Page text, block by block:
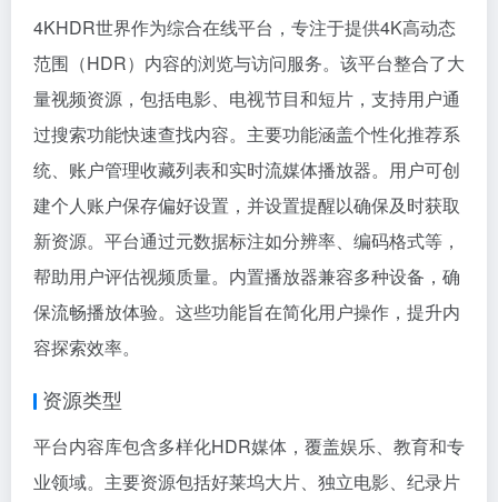
4KHDR世界作为综合在线平台，专注于提供4K高动态
范围（HDR）内容的浏览与访问服务。该平台整合了大
量视频资源，包括电影、电视节目和短片，支持用户通
过搜索功能快速查找内容。主要功能涵盖个性化推荐系
统、账户管理收藏列表和实时流媒体播放器。用户可创
建个人账户保存偏好设置，并设置提醒以确保及时获取
新资源。平台通过元数据标注如分辨率、编码格式等，
帮助用户评估视频质量。内置播放器兼容多种设备，确
保流畅播放体验。这些功能旨在简化用户操作，提升内
容探索效率。
资源类型
平台内容库包含多样化HDR媒体，覆盖娱乐、教育和专
业领域。主要资源包括好莱坞大片、独立电影、纪录片